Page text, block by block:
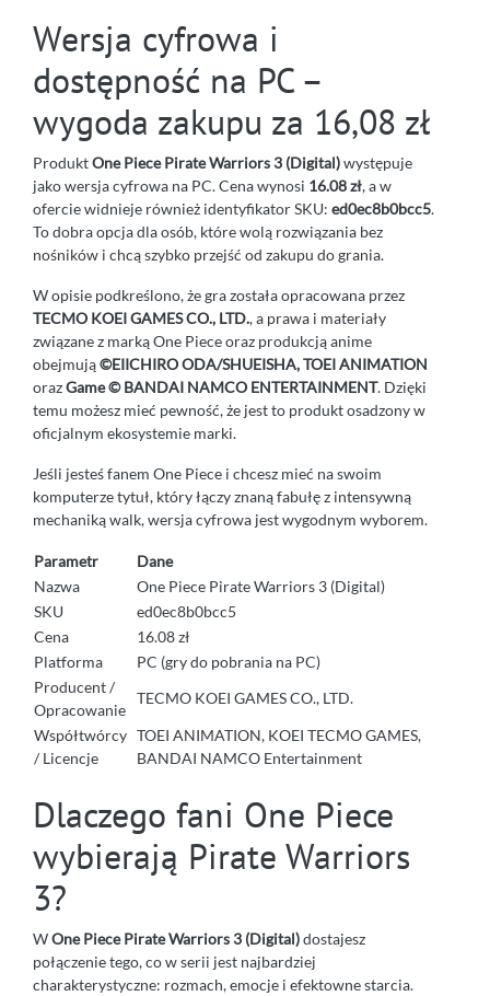
Wersja cyfrowa i
dostępność na PC –
wygoda zakupu za 16,08 zł
ProduktOne Piece Pirate Warriors 3 (Digital)występuje
jako wersja cyfrowa na PC. Cena wynosi 16.08 zł, a w
ofercie widnieje również identyfikator SKU: ed0ec8b0bcc5.
To dobra opcja dla osób, które wolą rozwiązania bez
nośników i chcą szybko przejść od zakupu do grania.
W opisie podkreślono, że gra została opracowana przez
TECMO KOEI GAMES CO., LTD., a prawa i materiały
związane z marką One Piece oraz produkcją anime
obejmują©EIICHIRO ODA/SHUEISHA, TOEI ANIMATION
orazGame © BANDAI NAMCO ENTERTAINMENT. Dzięki
temu możesz mieć pewność, że jest to produkt osadzony w
oficjalnym ekosystemie marki.
Jeśli jesteś fanem One Piece i chcesz mieć na swoim
komputerze tytuł, który łączy znaną fabułę z intensywną
mechaniką walk, wersja cyfrowa jest wygodnym wyborem.
Parametr
Dane
Nazwa
One Piece Pirate Warriors 3 (Digital)
SKU
ed0ec8b0bcc5
Cena
16.08 zł
Platforma
PC (gry do pobrania na PC)
Producent /
Opracowanie
TECMO KOEI GAMES CO., LTD.
Współtwórcy
/ Licencje
TOEI ANIMATION, KOEI TECMO GAMES,
BANDAI NAMCO Entertainment
Dlaczego fani One Piece
wybierają Pirate Warriors
3?
WOne Piece Pirate Warriors 3 (Digital)dostajesz
połączenie tego, co w serii jest najbardziej
charakterystyczne: rozmach, emocje i efektowne starcia.